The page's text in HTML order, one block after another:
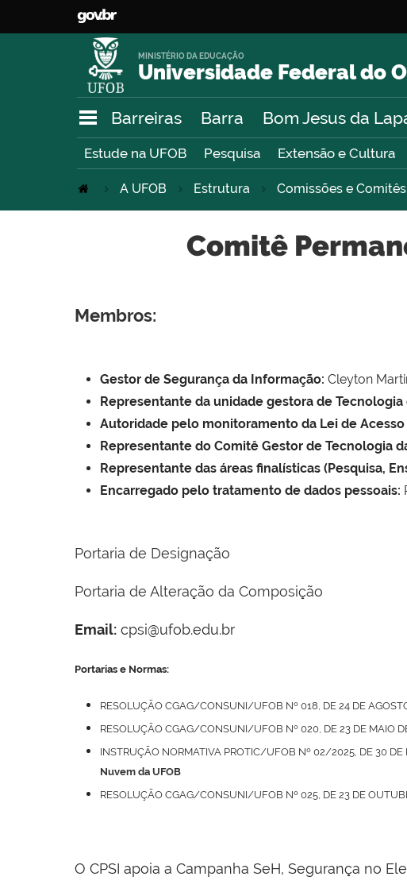
Universidade Federal do
MINISTÉRIO DA EDUCAÇÃO
Barreiras Barra Bom Jesus da
Estude na UFOB Pesquisa Extensão e Cultura
A UFOB Estrutura Comissões e Comitês
Comitê
Membros:
Gestor de Segurança da Informação: Cleyton
Representante da unidade gestora de
Autoridade pelo monitoramento da Lei de
Representante do Comitê Gestor de Tecnologia
Representante das áreas finalísticas (Pesquisa,
Encarregado pelo tratamento de dados pessoais:
Portaria de Designação
Portaria de Alteração da Composição
Email: cpsi@ufob.edu.br
Portarias e Normas:
RESOLUÇÃO CGAG/CONSUNI/UFOB Nº 018, DE 24 DE
RESOLUÇÃO CGAG/CONSUNI/UFOB Nº 020, DE 23 DE MAIO
INSTRUÇÃO NORMATIVA PROTIC/UFOB Nº 02/2025, DE 30 DE
Nuvem da UFOB
RESOLUÇÃO CGAG/CONSUNI/UFOB Nº 025, DE 23 DE
O CPSI apoia a Campanha SeH, Segurança no